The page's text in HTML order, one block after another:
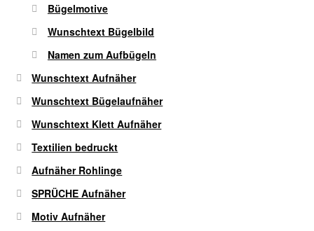
Bügelmotive
Wunschtext Bügelbild
Namen zum Aufbügeln
Wunschtext Aufnäher
Wunschtext Bügelaufnäher
Wunschtext Klett Aufnäher
Textilien bedruckt
Aufnäher Rohlinge
SPRÜCHE Aufnäher
Motiv Aufnäher